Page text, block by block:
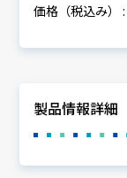
価格（税込み）
製品情報詳細